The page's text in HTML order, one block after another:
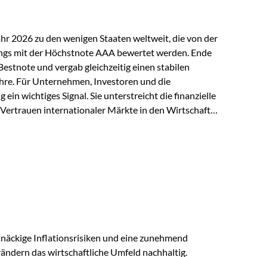
2026 zu den wenigen Staaten weltweit, die von der
mit der Höchstnote AAA bewertet werden. Ende
und vergab gleichzeitig einen stabilen
Für Unternehmen, Investoren und die
ein wichtiges Signal. Sie unterstreicht die finanzielle
internationaler Märkte in den Wirtschafts-
Rahmenbedingungen bleiben
Inflationsrisiken und eine zunehmend
das wirtschaftliche Umfeld nachhaltig.